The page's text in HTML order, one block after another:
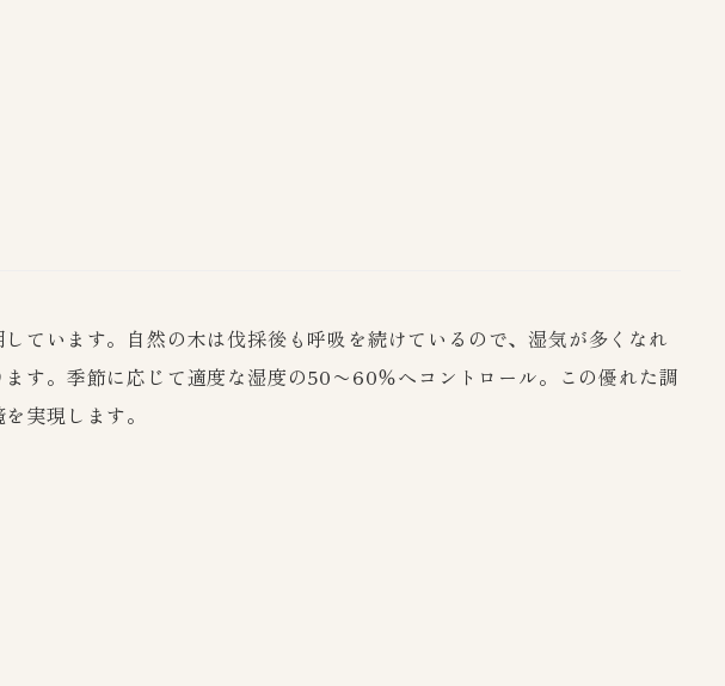
ています。自然の木は伐採後も呼吸を続けているので、湿気が多くなれ
す。季節に応じて適度な湿度の50〜60％へコントロール。この優れた調
実現します。